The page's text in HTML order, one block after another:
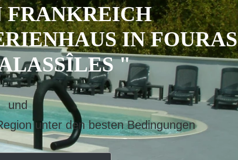
FRANKREICH
IN FOURAS
"
und
unter den besten Bedingungen